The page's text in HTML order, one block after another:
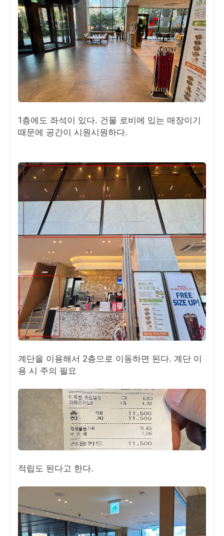
1층에도 좌석이 있다. 건물 로비에 있는 매장이기
때문에 공간이 시원시원하다.
계단을 이용해서 2층으로 이동하면 된다. 계단 이
용 시 주의 필요
적립도 된다고 한다.